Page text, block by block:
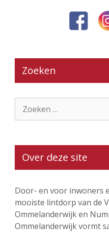
Zoeken
naar:
Over deze site
Door- en voor inwoners
mooiste lintdorp van de
Ommelanderwijk en
Ommelanderwijk vormt